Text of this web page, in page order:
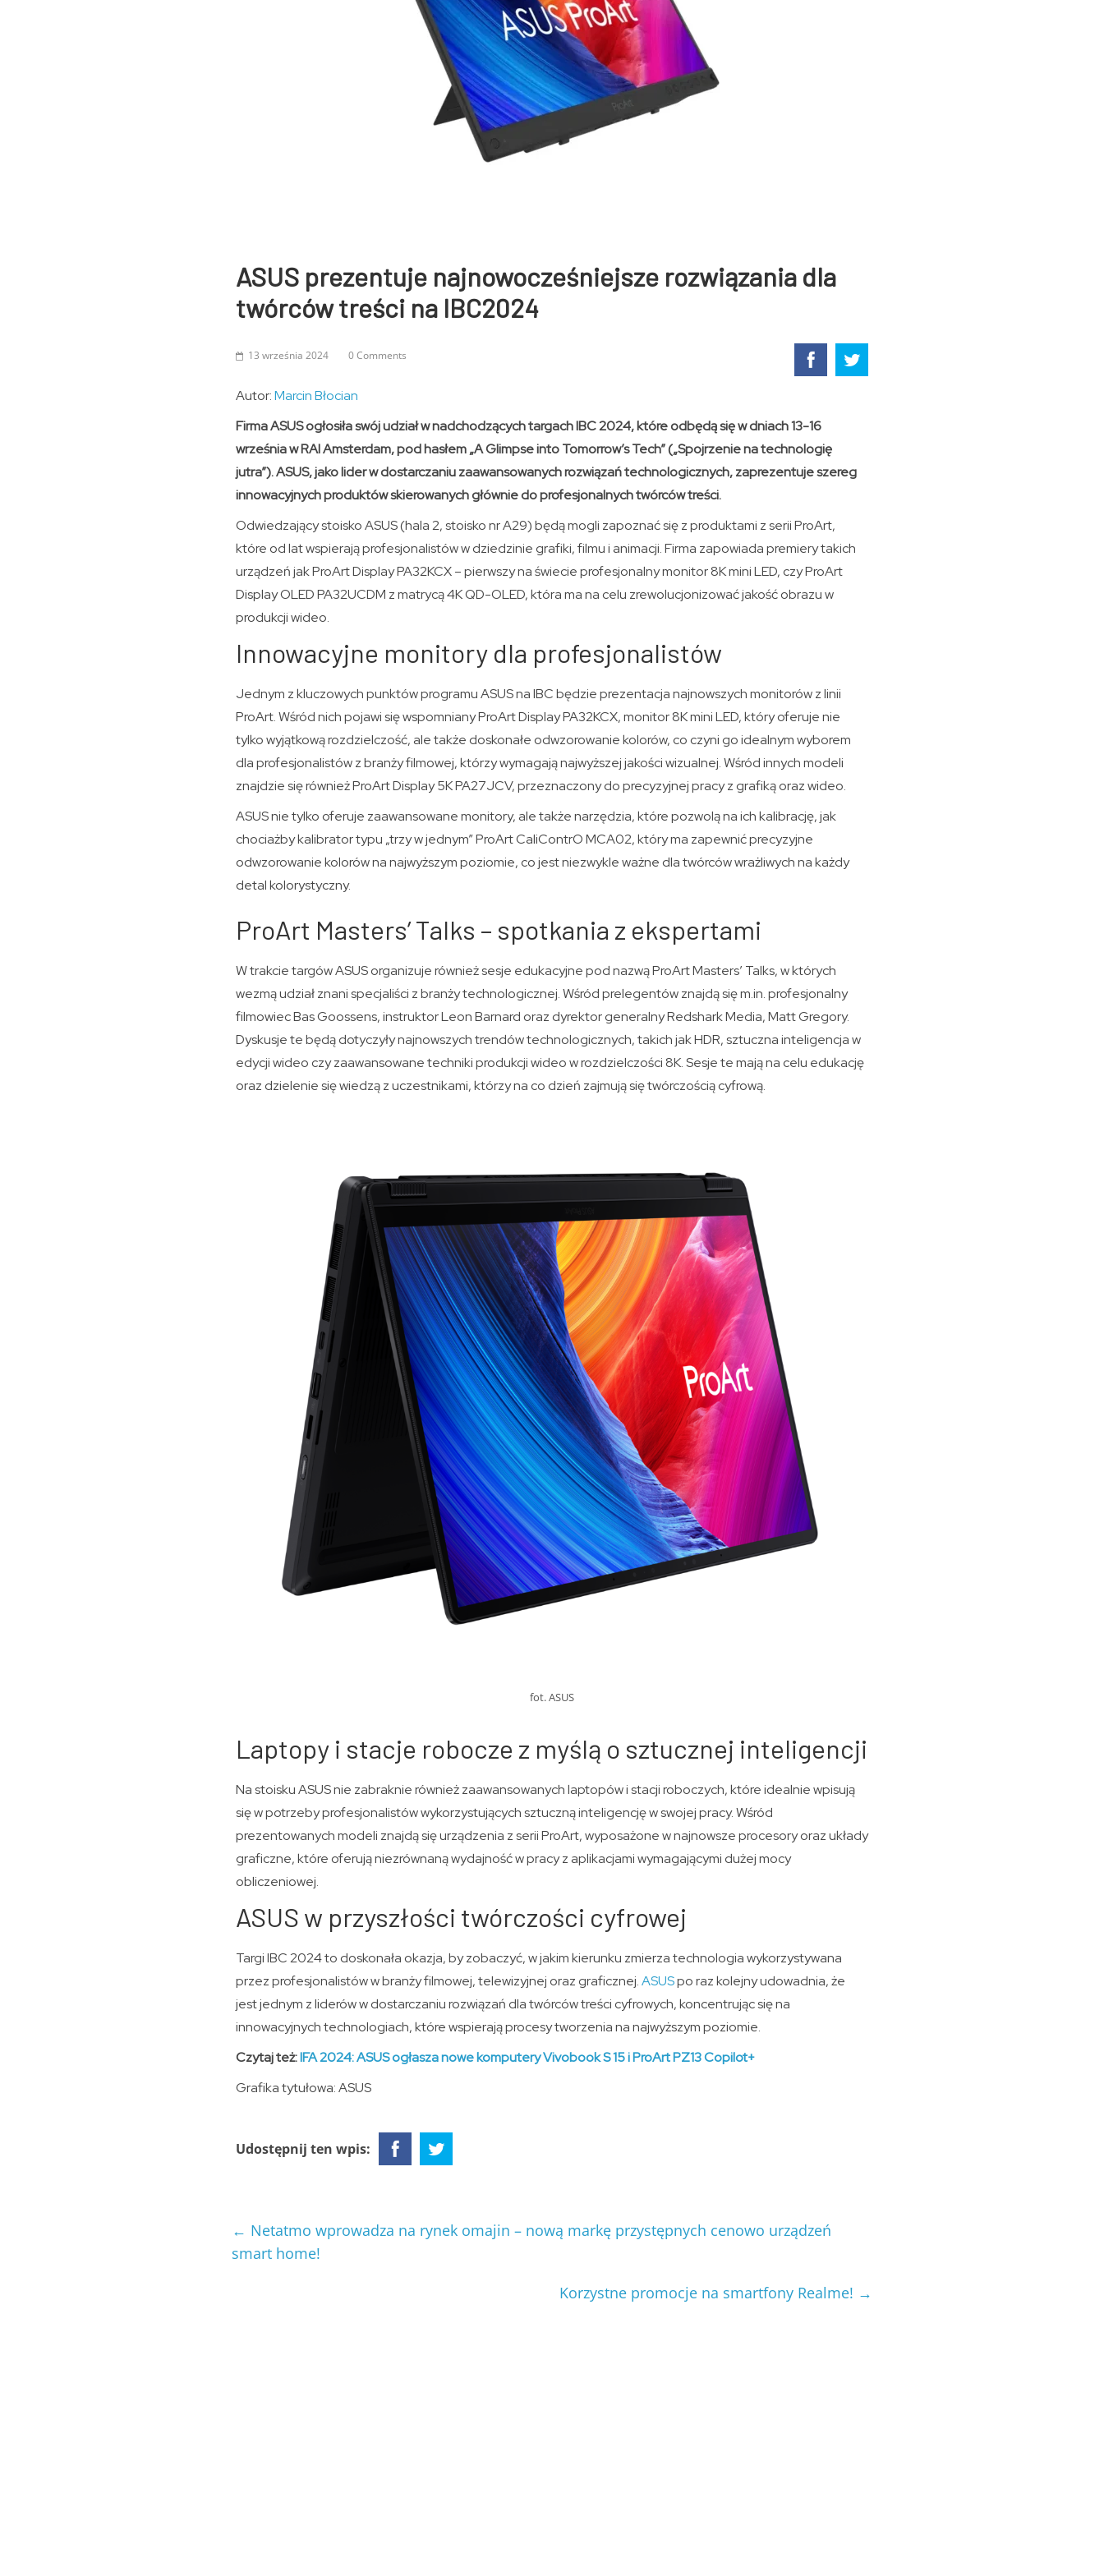
ASUS prezentuje najnowocześniejsze rozwiązania dla
twórców treści na IBC2024
13 września 2024 0 Comments
Autor:Marcin Błocian
Firma ASUS ogłosiła swój udział w nadchodzących targach IBC 2024, które odbędą się w dniach 13-16
września w RAI Amsterdam, pod hasłem „A Glimpse into Tomorrow’s Tech” („Spojrzenie na technologię
jutra”). ASUS, jako lider w dostarczaniu zaawansowanych rozwiązań technologicznych, zaprezentuje szereg
innowacyjnych produktów skierowanych głównie do profesjonalnych twórców treści.
Odwiedzający stoisko ASUS (hala 2, stoisko nr A29) będą mogli zapoznać się z produktami z serii ProArt,
które od lat wspierają profesjonalistów w dziedzinie grafiki, filmu i animacji. Firma zapowiada premiery takich
urządzeń jak ProArt Display PA32KCX – pierwszy na świecie profesjonalny monitor 8K mini LED, czy ProArt
Display OLED PA32UCDM z matrycą 4K QD-OLED, która ma na celu zrewolucjonizować jakość obrazu w
produkcji wideo.
Innowacyjne monitory dla profesjonalistów
Jednym z kluczowych punktów programu ASUS na IBC będzie prezentacja najnowszych monitorów z linii
ProArt. Wśród nich pojawi się wspomniany ProArt Display PA32KCX, monitor 8K mini LED, który oferuje nie
tylko wyjątkową rozdzielczość, ale także doskonałe odwzorowanie kolorów, co czyni go idealnym wyborem
dla profesjonalistów z branży filmowej, którzy wymagają najwyższej jakości wizualnej. Wśród innych modeli
znajdzie się również ProArt Display 5K PA27JCV, przeznaczony do precyzyjnej pracy z grafiką oraz wideo.
ASUS nie tylko oferuje zaawansowane monitory, ale także narzędzia, które pozwolą na ich kalibrację, jak
chociażby kalibrator typu „trzy w jednym” ProArt CaliContrO MCA02, który ma zapewnić precyzyjne
odwzorowanie kolorów na najwyższym poziomie, co jest niezwykle ważne dla twórców wrażliwych na każdy
detal kolorystyczny.
ProArt Masters’ Talks – spotkania z ekspertami
W trakcie targów ASUS organizuje również sesje edukacyjne pod nazwą ProArt Masters’ Talks, w których
wezmą udział znani specjaliści z branży technologicznej. Wśród prelegentów znajdą się m.in. profesjonalny
filmowiec Bas Goossens, instruktor Leon Barnard oraz dyrektor generalny Redshark Media, Matt Gregory.
Dyskusje te będą dotyczyły najnowszych trendów technologicznych, takich jak HDR, sztuczna inteligencja w
edycji wideo czy zaawansowane techniki produkcji wideo w rozdzielczości 8K. Sesje te mają na celu edukację
oraz dzielenie się wiedzą z uczestnikami, którzy na co dzień zajmują się twórczością cyfrową.
fot. ASUS
Laptopy i stacje robocze z myślą o sztucznej inteligencji
Na stoisku ASUS nie zabraknie również zaawansowanych laptopów i stacji roboczych, które idealnie wpisują
się w potrzeby profesjonalistów wykorzystujących sztuczną inteligencję w swojej pracy. Wśród
prezentowanych modeli znajdą się urządzenia z serii ProArt, wyposażone w najnowsze procesory oraz układy
graficzne, które oferują niezrównaną wydajność w pracy z aplikacjami wymagającymi dużej mocy
obliczeniowej.
ASUS w przyszłości twórczości cyfrowej
Targi IBC 2024 to doskonała okazja, by zobaczyć, w jakim kierunku zmierza technologia wykorzystywana
przez profesjonalistów w branży filmowej, telewizyjnej oraz graficznej.ASUSpo raz kolejny udowadnia, że
jest jednym z liderów w dostarczaniu rozwiązań dla twórców treści cyfrowych, koncentrując się na
innowacyjnych technologiach, które wspierają procesy tworzenia na najwyższym poziomie.
Czytaj też:IFA 2024: ASUS ogłasza nowe komputery Vivobook S 15 i ProArt PZ13 Copilot+
Grafika tytułowa: ASUS
Udostępnij ten wpis:
← Netatmo wprowadza na rynek omajin – nową markę przystępnych cenowo urządzeń
smart home!
Korzystne promocje na smartfony Realme! →